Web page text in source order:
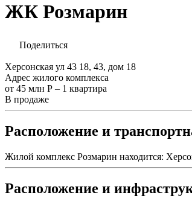
ЖК Розмарин
Поделиться
Херсонская ул 43 18, 43, дом 18
Адрес жилого комплекса
от 45 млн Р – 1 квартира
В продаже
Расположение и
Жилой комплекс Розмарин находится:
Расположение и